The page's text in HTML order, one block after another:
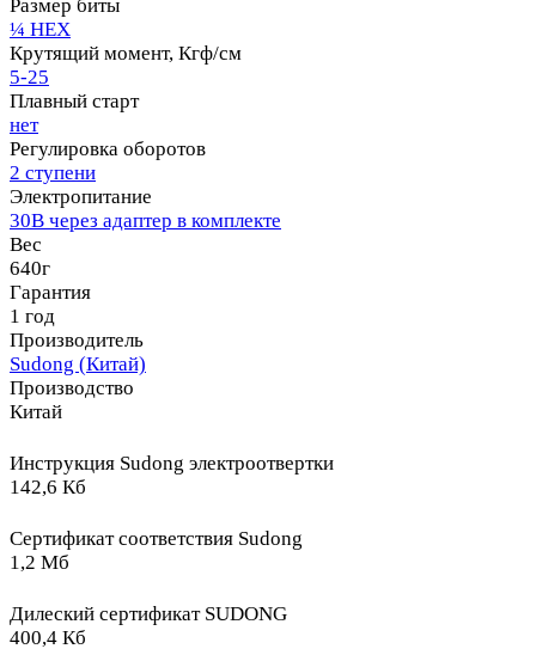
Размер биты
¼ HEX
Крутящий момент, Кгф/см
5-25
Плавный старт
нет
Регулировка оборотов
2 ступени
Электропитание
30В через адаптер в комплекте
Вес
640г
Гарантия
1 год
Производитель
Sudong (Китай)
Производство
Китай
Инструкция Sudong электроотвертки
142,6 Кб
Сертификат соответствия Sudong
1,2 Мб
Дилеский сертификат SUDONG
400,4 Кб